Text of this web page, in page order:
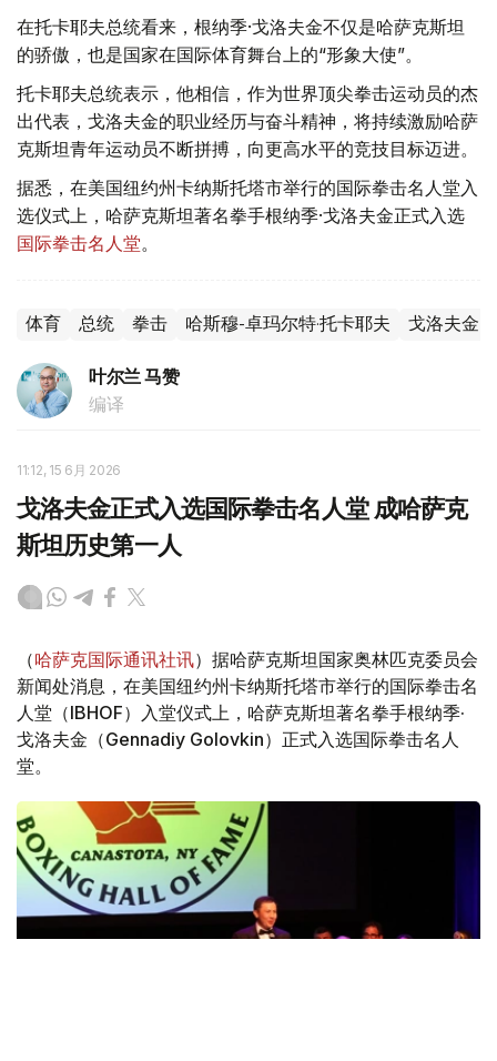
在托卡耶夫总统看来，根纳季·戈洛夫金不仅是哈萨克斯坦
的骄傲，也是国家在国际体育舞台上的“形象大使”。
托卡耶夫总统表示，他相信，作为世界顶尖拳击运动员的杰
出代表，戈洛夫金的职业经历与奋斗精神，将持续激励哈萨
克斯坦青年运动员不断拼搏，向更高水平的竞技目标迈进。
据悉，在美国纽约州卡纳斯托塔市举行的国际拳击名人堂入
选仪式上，哈萨克斯坦著名拳手根纳季·戈洛夫金正式入选
国际拳击名人堂。
体育 总统 拳击 哈斯穆-卓玛尔特·托卡耶夫 戈洛夫金
叶尔兰 马赞
编译
11:12, 15 6月 2026
戈洛夫金正式入选国际拳击名人堂 成哈萨克
斯坦历史第一人
（哈萨克国际通讯社讯）据哈萨克斯坦国家奥林匹克委员会
新闻处消息，在美国纽约州卡纳斯托塔市举行的国际拳击名
人堂（IBHOF）入堂仪式上，哈萨克斯坦著名拳手根纳季·
戈洛夫金（Gennadiy Golovkin）正式入选国际拳击名人
堂。